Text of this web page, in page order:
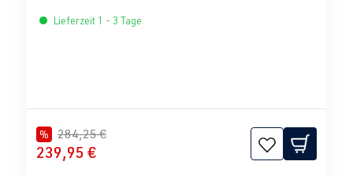
Lieferzeit 1 - 3 Tage
% 284,25 €
239,95 €